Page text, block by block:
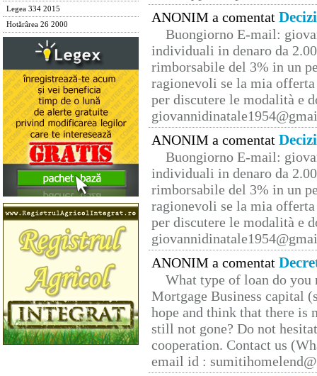
Legea 334 2015
Hotărârea 26 2000
ANONIM a comentat
Buongiorno E-mail:
individuali in denaro da
rimborsabile del 3% in un
ragionevoli se la mia
per discutere le modalità e
ANONIM a comentat
Buongiorno E-mail:
individuali in denaro da
rimborsabile del 3% in un
ragionevoli se la mia
per discutere le modalità e
ANONIM a comentat
What type of loan do you
Mortgage Business capital
hope and think that there is
still not gone? Do not
cooperation. Contact us
email id :